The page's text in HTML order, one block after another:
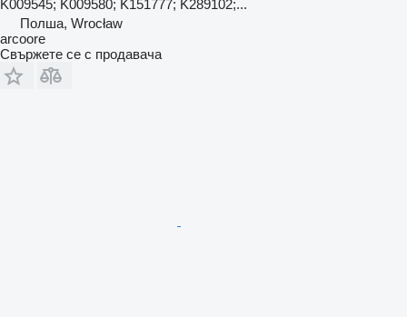
K009545; K009580; K151777; K289102;...
Полша, Wrocław
arcoore
Свържете се с продавача